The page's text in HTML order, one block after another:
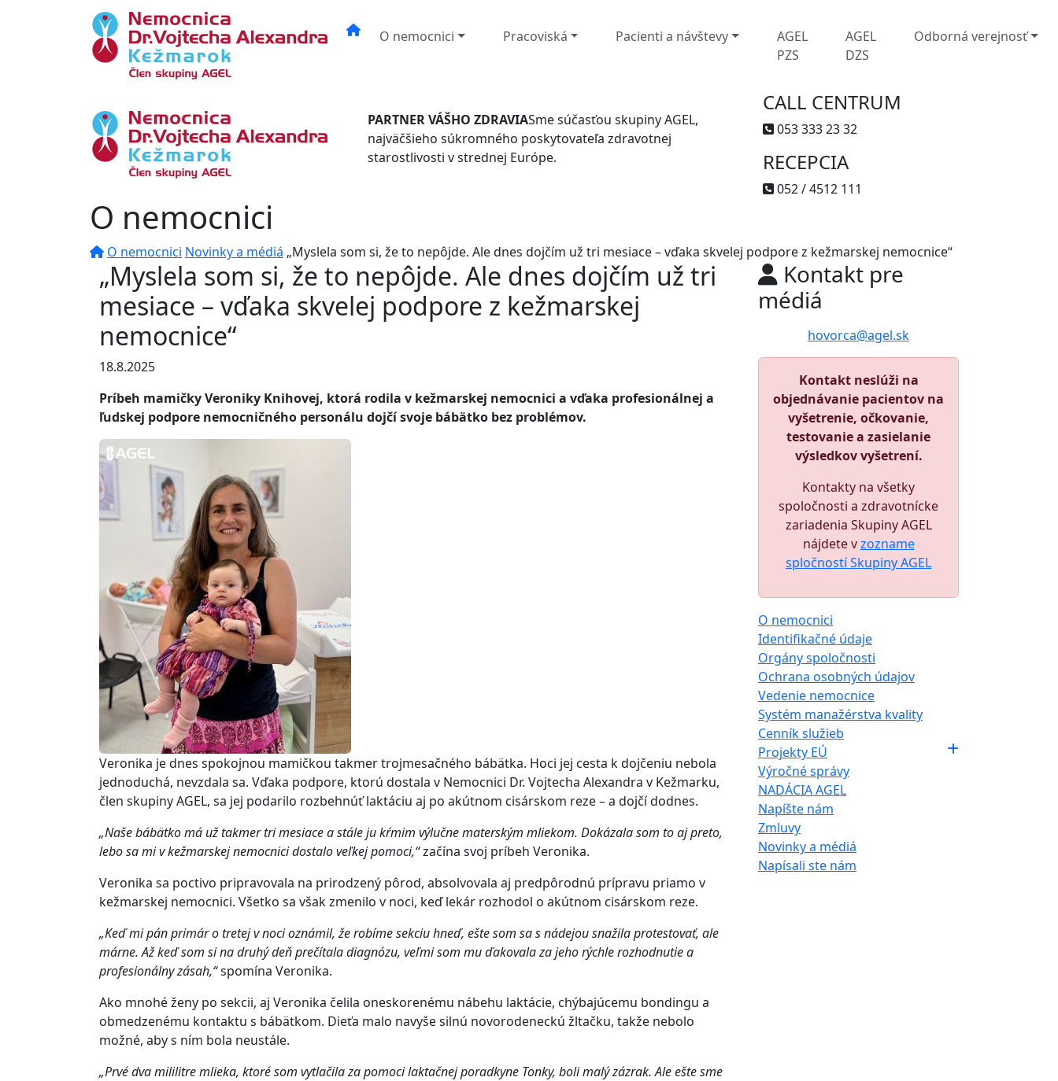
O nemocnici Pracoviská Pacienti a návštevy
AGEL
PZS
AGEL
DZS
Odborná verejnosť
PARTNER VÁŠHO ZDRAVIASme súčasťou skupiny AGEL,
najväčšieho súkromného poskytovateľa zdravotnej
starostlivosti v strednej Európe.
CALL CENTRUM
053 333 23 32
RECEPCIA
052 / 4512 111
O nemocnici
O nemocnici Novinky a médiá „Myslela som si, že to nepôjde. Ale dnes dojčím už tri mesiace – vďaka skvelej podpore z kežmarskej nemocnice“
„Myslela som si, že to nepôjde. Ale dnes dojčím už tri
mesiace – vďaka skvelej podpore z kežmarskej
nemocnice“
18.8.2025
Príbeh mamičky Veroniky Knihovej, ktorá rodila v kežmarskej nemocnici a vďaka profesionálnej a
ľudskej podpore nemocničného personálu dojčí svoje bábätko bez problémov.
Veronika je dnes spokojnou mamičkou takmer trojmesačného bábätka. Hoci jej cesta k dojčeniu nebola
jednoduchá, nevzdala sa. Vďaka podpore, ktorú dostala v Nemocnici Dr. Vojtecha Alexandra v Kežmarku,
člen skupiny AGEL, sa jej podarilo rozbehnúť laktáciu aj po akútnom cisárskom reze – a dojčí dodnes.
„Naše bábätko má už takmer tri mesiace a stále ju kŕmim výlučne materským mliekom. Dokázala som to aj preto,
lebo sa mi v kežmarskej nemocnici dostalo veľkej pomoci,“začína svoj príbeh Veronika.
Veronika sa poctivo pripravovala na prirodzený pôrod, absolvovala aj predpôrodnú prípravu priamo v
kežmarskej nemocnici. Všetko sa však zmenilo v noci, keď lekár rozhodol o akútnom cisárskom reze.
„Keď mi pán primár o tretej v noci oznámil, že robíme sekciu hneď, ešte som sa s nádejou snažila protestovať, ale
márne. Až keď som si na druhý deň prečítala diagnózu, veľmi som mu ďakovala za jeho rýchle rozhodnutie a
profesionálny zásah,“spomína Veronika.
Ako mnohé ženy po sekcii, aj Veronika čelila oneskorenému nábehu laktácie, chýbajúcemu bondingu a
obmedzenému kontaktu s bábätkom. Dieťa malo navyše silnú novorodeneckú žltačku, takže nebolo
možné, aby s ním bola neustále.
„Prvé dva mililitre mlieka, ktoré som vytlačila za pomoci laktačnej poradkyne Tonky, boli malý zázrak. Ale ešte sme
Kontakt pre
médiá
hovorca@agel.sk
Kontakt neslúži na
objednávanie pacientov na
vyšetrenie, očkovanie,
testovanie a zasielanie
výsledkov vyšetrení.
Kontakty na všetky
spoločnosti a zdravotnícke
zariadenia Skupiny AGEL
nájdete vzozname
spločností Skupiny AGEL
O nemocnici
Identifikačné údaje
Orgány spoločnosti
Ochrana osobných údajov
Vedenie nemocnice
Systém manažérstva kvality
Cenník služieb
Projekty EÚ
Výročné správy
NADÁCIA AGEL
Napíšte nám
Zmluvy
Novinky a médiá
Napísali ste nám